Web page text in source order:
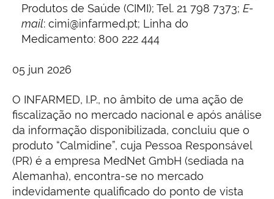
Produtos de Saúde (CIMI); Tel. 21 798 7373; E-
mail: cimi@infarmed.pt; Linha do
Medicamento: 800 222 444
05 jun 2026
O INFARMED, I.P., no âmbito de uma ação de
fiscalização no mercado nacional e após análise
da informação disponibilizada, concluiu que o
produto “Calmidine”, cuja Pessoa Responsável
(PR) é a empresa MedNet GmbH (sediada na
Alemanha), encontra-se no mercado
indevidamente qualificado do ponto de vista